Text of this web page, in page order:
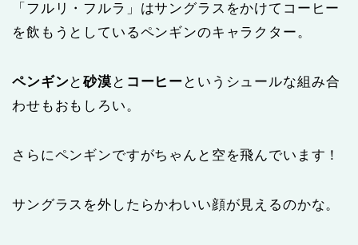
「フルリ・フルラ」はサングラスをかけてコーヒー
を飲もうとしているペンギンのキャラクター。
ペンギンと砂漠 と コーヒー というシュールな組み合
わせもおもしろい。
さらにペンギンですがちゃんと空を飛んでいます！
サングラスを外したらかわいい顔が見えるのかな。